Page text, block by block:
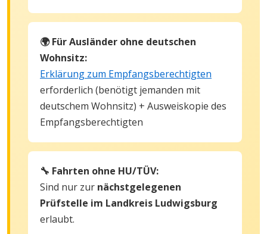
🌍 Für Ausländer ohne deutschen
Wohnsitz:
Erklärung zum Empfangsberechtigten
erforderlich (benötigt jemanden mit
deutschem Wohnsitz) + Ausweiskopie des
Empfangsberechtigten
🔧 Fahrten ohne HU/TÜV:
Sind nur zur nächstgelegenen
Prüfstelle im Landkreis Ludwigsburg
erlaubt.